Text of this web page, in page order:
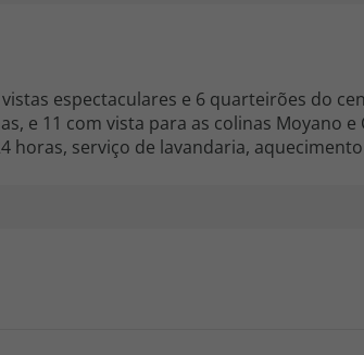
espectaculares e 6 quarteirões do
e 11 com vista para as colinas Moyano e
horas, serviço de lavandaria,